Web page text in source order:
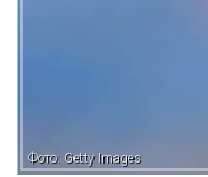
Фото: Getty Images